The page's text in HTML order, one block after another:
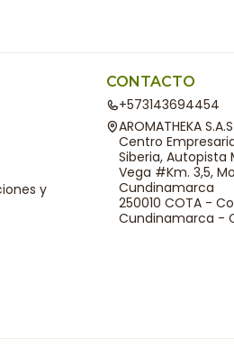
y
CONTACTO
+573143694454
AROMATHEKA S.A.S
Centro
Siberia, Autopista
Vega #Km. 3,5,
Cundinamarca
250010 COTA -
Cundinamarca -